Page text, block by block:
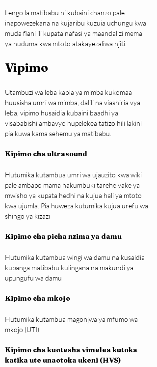
Lengo la matibabu ni kubaini chanzo pale
inapowezekana na kujaribu kuzuia uchungu kwa
muda flani ili kupata nafasi ya maandalizi mema
ya huduma kwa mtoto atakayezaliwa njiti.
Vipimo
Utambuzi wa leba kabla ya mimba kukomaa
huusisha umri wa mimba, dalili na viashiria vya
leba, vipimo husaidia kubaini baadhi ya
visababishi ambavyo hupelekea tatizo hili lakini
pia kuwa kama sehemu ya matibabu.
Kipimo cha ultrasound
Hutumika kutambua umri wa ujauzito kwa wiki
pale ambapo mama hakumbuki tarehe yake ya
mwisho ya kupata hedhi na kujua hali ya mtoto
kwa ujumla. Pia huweza kutumika kujua urefu wa
shingo ya kizazi
Kipimo cha picha nzima ya damu
Hutumika kutambua wingi wa damu na kusaidia
kupanga matibabu kulingana na makundi ya
upungufu wa damu
Kipimo cha mkojo
Hutumika kutambua magonjwa ya mfumo wa
mkojo (UTI)
Kipimo cha kuotesha vimelea kutoka
katika ute unaotoka ukeni (HVS)